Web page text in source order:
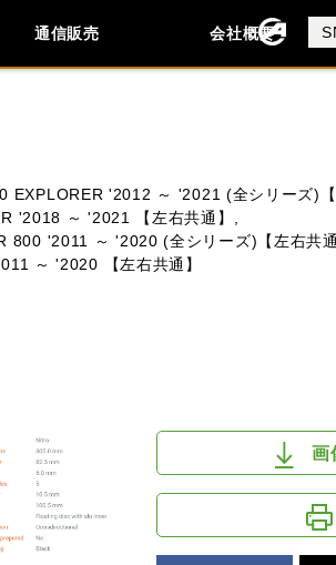
通信販売 会社概要
会社概要
採用情報
BMW DUCATI
EXPLORER '2012 ～ '2021 (全シリーズ)【
'2018 ～ '2021 【左右共通】,
800 '2011 ～ '2020 (全シリーズ)【左右共通
～ '2020 【左右共通】
画